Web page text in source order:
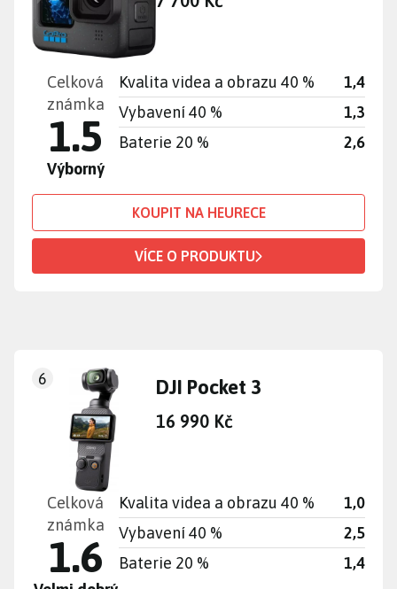
Kvalita videa a obrazu 40 %
1,4
Vybavení 40 %
1,3
Baterie 20 %
2,6
Celková
známka
1.5
Výborný
KOUPIT NA HEURECE
VÍCE O PRODUKTU
6 DJI Pocket 3
16 990 Kč
Kvalita videa a obrazu 40 %
1,0
Vybavení 40 %
2,5
Baterie 20 %
1,4
Celková
známka
1.6